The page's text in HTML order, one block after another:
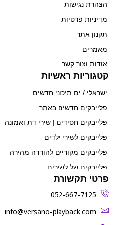
הצהרת נגישות
מדיניות פרטיות
תקנון אתר
מאמרים
אודות וצור קשר
קטגוריות ראשיות
ישראלי / ים תיכוני חדשים
פלייבקים חדשים באתר
פלייבקים חסידים | שירי דת ואמונה
פלייבקים לשירי ילדים
פלייבקים מקוריים להורדה מהירה
פלייבקים של לשירים
פרטי תקשורת
052-667-7125
‫info@versano-playback.com‬